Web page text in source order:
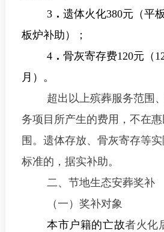
3 ．遗体火化380元（平
板炉补助）；
4 ．骨灰寄存费120元（
月）。
超出以上殡葬服务范围
务项目所产生的费用，不在
围。遗体存放、骨灰寄存等
标准的，据实补助。
二、节地生态安葬奖补
（一）奖补对象
本市户籍的亡故者火化